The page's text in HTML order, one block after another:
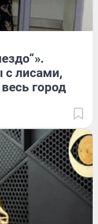
с лисами,
город